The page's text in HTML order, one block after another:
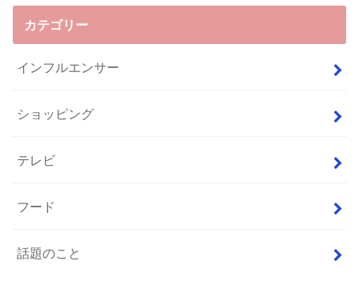
カテゴリー
インフルエンサー
ショッピング
テレビ
フード
話題のこと